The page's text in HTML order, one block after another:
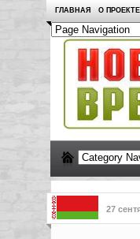
ГЛАВНАЯ О ПРОЕКТЕ
27